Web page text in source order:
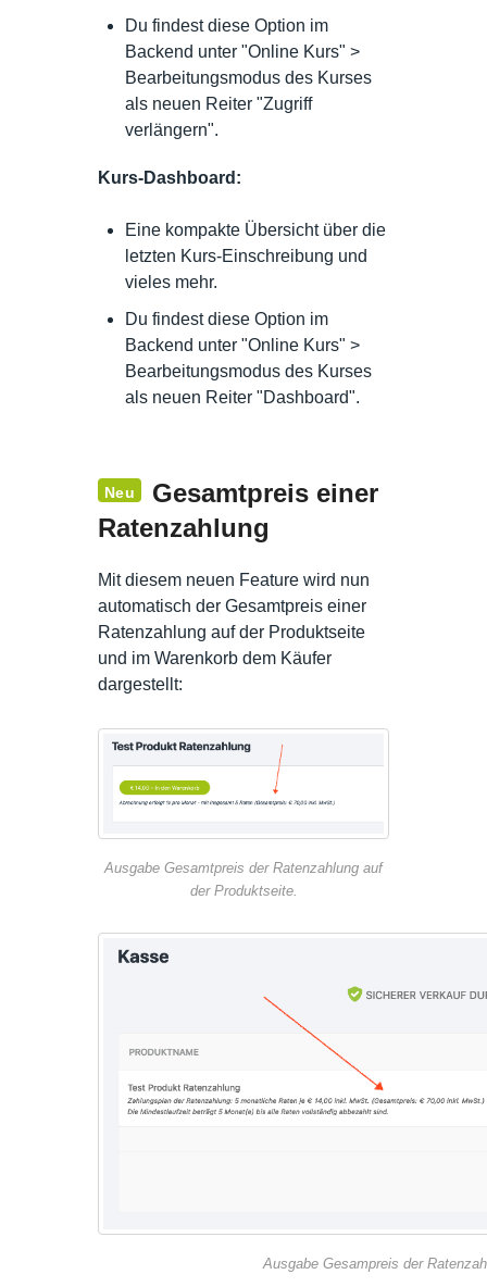
Du findest diese Option im
Backend unter "Online Kurs" >
Bearbeitungsmodus des Kurses
als neuen Reiter "Zugriff
verlängern".
Kurs-Dashboard:
Eine kompakte Übersicht über die
letzten Kurs-Einschreibung und
vieles mehr.
Du findest diese Option im
Backend unter "Online Kurs" >
Bearbeitungsmodus des Kurses
als neuen Reiter "Dashboard".
Neu
Gesamtpreis einer
Ratenzahlung
Mit diesem neuen Feature wird nun
automatisch der Gesamtpreis einer
Ratenzahlung auf der Produktseite
und im Warenkorb dem Käufer
dargestellt:
Ausgabe Gesamtpreis der Ratenzahlung auf
der Produktseite.
Ausgabe Gesampreis der